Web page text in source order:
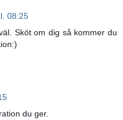
08:25
Sköt om dig så kommer du
du ger.